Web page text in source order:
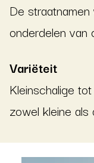
De
onderdelen van
Variëteit
Kleinschalige
zowel kleine